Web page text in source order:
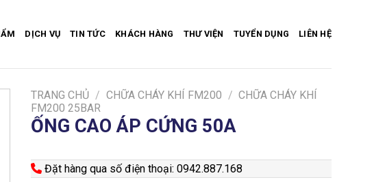
DỊCH VỤ TIN TỨC KHÁCH HÀNG THƯ VIỆN TUYỂN DỤNG LIÊN HỆ
TRANG CHỦ / CHỮA CHÁY KHÍ FM200 / CHỮA CHÁY KHÍ
FM200 25BAR
ỐNG CAO ÁP CỨNG 50A
Đặt hàng qua số điện thoại: 0942.887.168